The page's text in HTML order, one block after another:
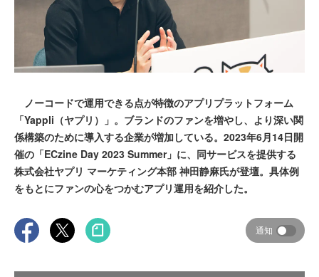
ノーコードで運用できる点が特徴のアプリプラットフォーム
「Yappli（ヤプリ）」。ブランドのファンを増やし、より深い関
係構築のために導入する企業が増加している。2023年6月14日開
催の「ECzine Day 2023 Summer」に、同サービスを提供する
株式会社ヤプリ マーケティング本部 神田静麻氏が登壇。具体例
をもとにファンの心をつかむアプリ運用を紹介した。
通知